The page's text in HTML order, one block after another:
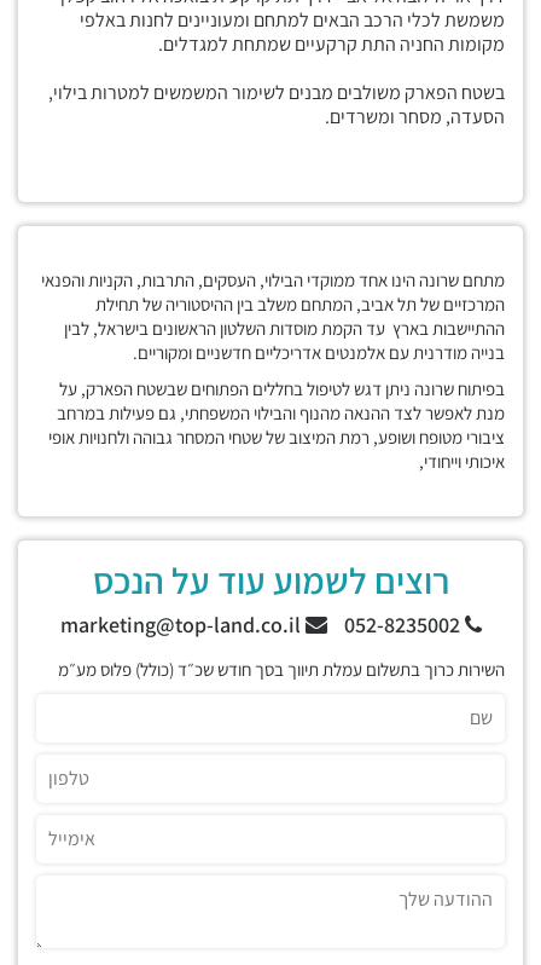
משמשת לכלי הרכב הבאים למתחם ומעוניינים לחנות באלפי
מקומות החניה התת קרקעיים שמתחת למגדלים.
בשטח הפארק משולבים מבנים לשימור המשמשים למטרות בילוי,
הסעדה, מסחר ומשרדים.
מתחם שרונה הינו אחד ממוקדי הבילוי, העסקים, התרבות, הקניות והפנאי
המרכזיים של תל אביב, המתחם משלב בין ההיסטוריה של תחילת
ההתיישבות בארץ עד הקמת מוסדות השלטון הראשונים בישראל, לבין
בנייה מודרנית עם אלמנטים אדריכליים חדשניים ומקוריים.
בפיתוח שרונה ניתן דגש לטיפול בחללים הפתוחים שבשטח הפארק, על
מנת לאפשר לצד ההנאה מהנוף והבילוי המשפחתי, גם פעילות במרחב
ציבורי מטופח ושופע, רמת המיצוב של שטחי המסחר גבוהה ולחנויות אופי
איכותי וייחודי,
רוצים לשמוע עוד על הנכס
052-8235002
השירות כרוך בתשלום עמלת תיווך בסך חודש שכ״ד (כולל) פלוס מע״מ